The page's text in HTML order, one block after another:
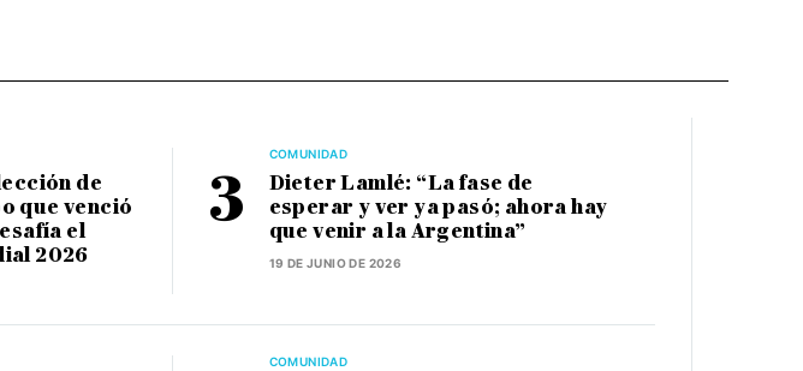
de
que venció
el
2026
COMUNIDAD
Dieter Lamlé: “La fase de
esperar y ver ya pasó; ahora hay
que venir a la Argentina”
19 DE JUNIO DE 2026
COMUNIDAD